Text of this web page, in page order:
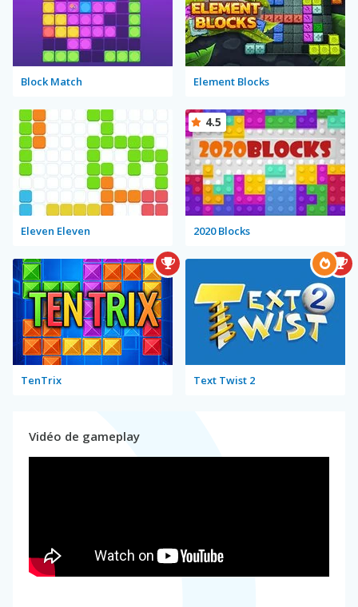
Block Match Element Blocks
Eleven Eleven 2020 Blocks
4.5
TenTrix Text Twist 2
Vidéo de gameplay